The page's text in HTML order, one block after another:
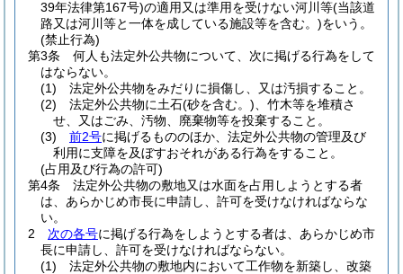
39年法律第167号)の適用又は準用を受けない河川等(当該道
路又は河川等と一体を成している施設等を含む。)をいう。
(禁止行為)
第3条
何人も法定外公共物について、次に掲げる行為をして
はならない。
(1)
法定外公共物をみだりに損傷し、又は汚損すること。
(2)
法定外公共物に土石(砂を含む。) 、竹木等を堆積さ
せ、又はごみ、汚物、廃棄物等を投棄すること。
(3)
前2号に掲げるもののほか、法定外公共物の管理及び
利用に支障を及ぼすおそれがある行為をすること。
(占用及び行為の許可)
第4条
法定外公共物の敷地又は水面を占用しようとする者
は、あらかじめ市長に申請し、許可を受けなければならな
い。
2
次の各号に掲げる行為をしようとする者は、あらかじめ市
長に申請し、許可を受けなければならない。
(1)
法定外公共物の敷地内において工作物を新築し、改築